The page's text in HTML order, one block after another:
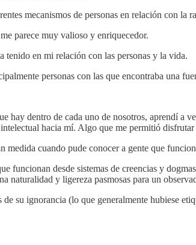
mecanismos de personas en relación con la
parece muy valioso y enriquecedor.
tenido en mi relación con las personas y la vida.
personas con las que encontraba una
dentro de cada uno de nosotros, aprendí a
hacia mí. Algo que me permitió disfrutar
cuando pude conocer a gente que
funcionan desde sistemas de creencias y
naturalidad y ligereza pasmosas para un
su ignorancia (lo que generalmente hubiese